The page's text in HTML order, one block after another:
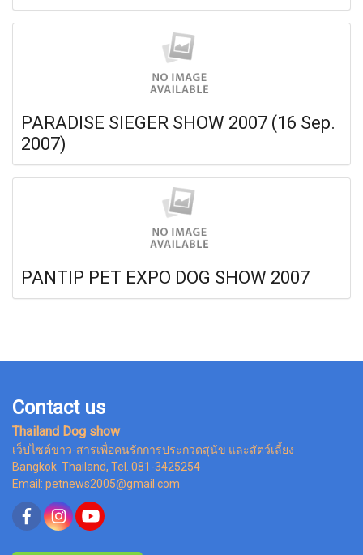
PARADISE SIEGER SHOW 2007 (16 Sep.
2007)
PANTIP PET EXPO DOG SHOW 2007
Contact us
Thailand Dog show
เว็ปไซต์ข่าว-สารเพื่อคนรักการประกวดสุนัข และสัตว์เลี้ยง
Bangkok Thailand, Tel. 081-3425254
Email: petnews2005@gmail.com